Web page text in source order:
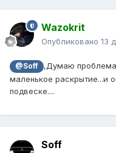
Wazokrit
Опубликовано 13
@Soff
,Думаю проблема
маленькое раскрытие...и
подвеске....
Soff